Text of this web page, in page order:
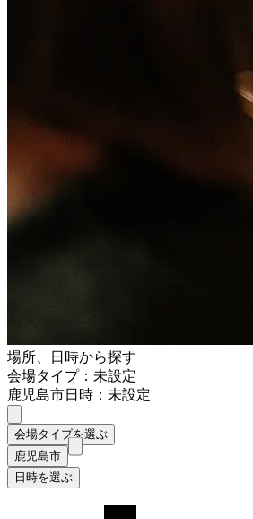
場所、日時から探す
会場タイプ：未設定
鹿児島市日時：未設定
会場タイプを選ぶ
鹿児島市
日時を選ぶ